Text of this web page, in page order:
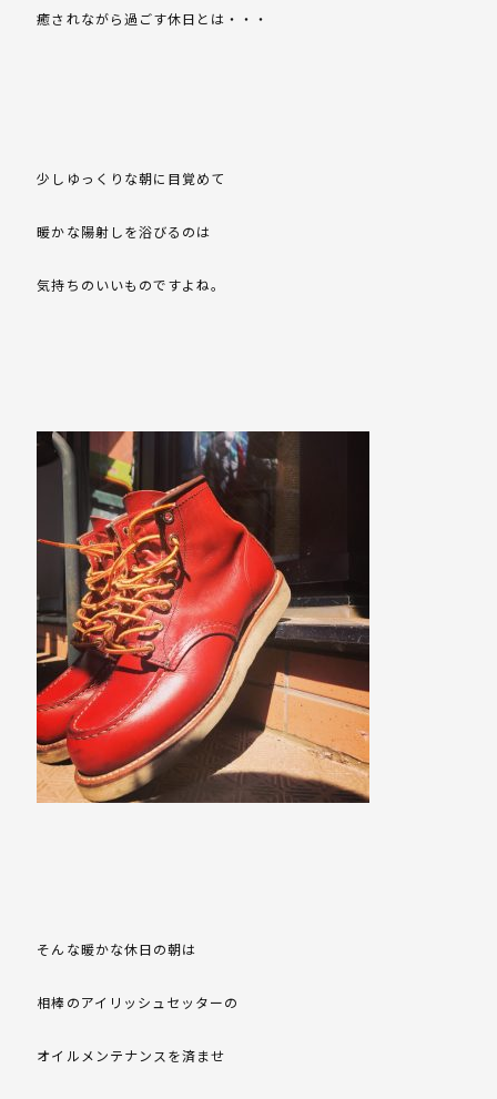
癒されながら過ごす休日とは・・・
少しゆっくりな朝に目覚めて
暖かな陽射しを浴びるのは
気持ちのいいものですよね。
そんな暖かな休日の朝は
相棒のアイリッシュセッターの
オイルメンテナンスを済ませ